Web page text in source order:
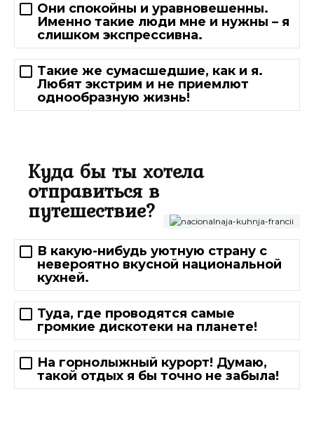
Они спокойны и уравновешенны.
Именно такие люди мне и нужны – я
слишком экспрессивна.
Такие же сумасшедшие, как и я.
Любят экстрим и не приемлют
однообразную жизнь!
Куда бы ты хотела
отправиться в
путешествие?
В какую-нибудь уютную страну с
невероятно вкусной национальной
кухней.
Туда, где проводятся самые
громкие дискотеки на планете!
На горнолыжный курорт! Думаю,
такой отдых я бы точно не забыла!